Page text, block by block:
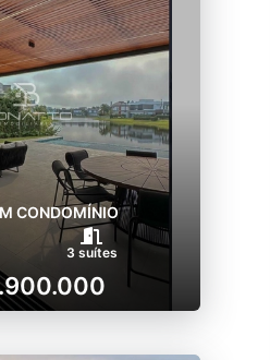
CONDOMÍNIO
3 suítes